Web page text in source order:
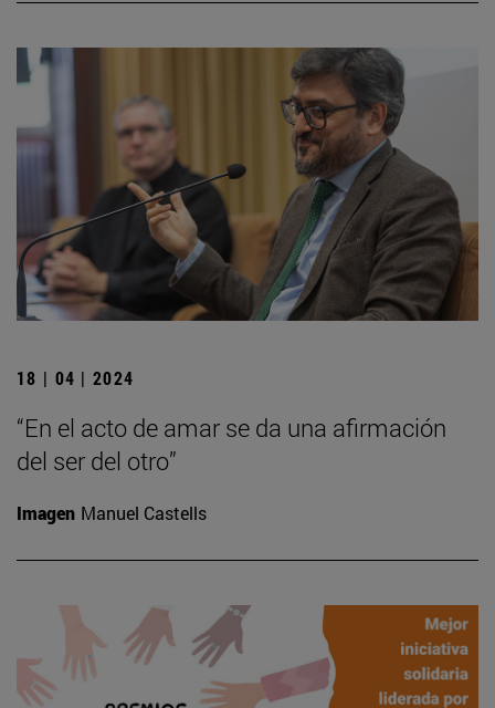
18 | 04 | 2024
“En el acto de amar se da una afirmación
del ser del otro”
Imagen Manuel Castells